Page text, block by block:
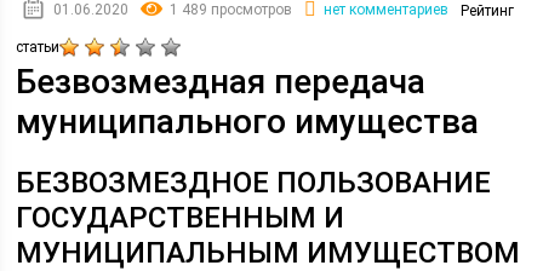
01.06.2020 1 489 просмотров нет комментариев Рейтинг
статьи
Безвозмездная передача
муниципального имущества
БЕЗВОЗМЕЗДНОЕ ПОЛЬЗОВАНИЕ
ГОСУДАРСТВЕННЫМ И
МУНИЦИПАЛЬНЫМ ИМУЩЕСТВОМ